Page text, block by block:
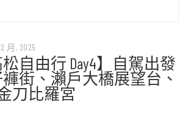
月, 2025
松自由行 Day4】自駕出發
街、瀨戶大橋展望台、
金刀比羅宮